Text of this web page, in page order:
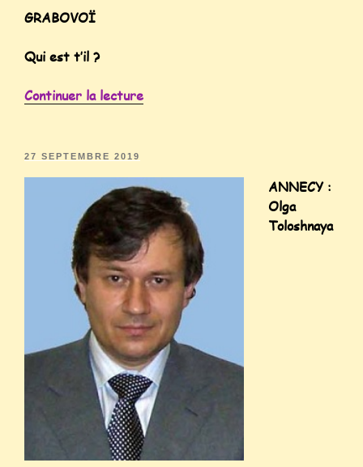
GRABOVOÏ
Qui est t’il ?
Continuer la lecture
27 SEPTEMBRE 2019
ANNECY :
Olga
Toloshnaya